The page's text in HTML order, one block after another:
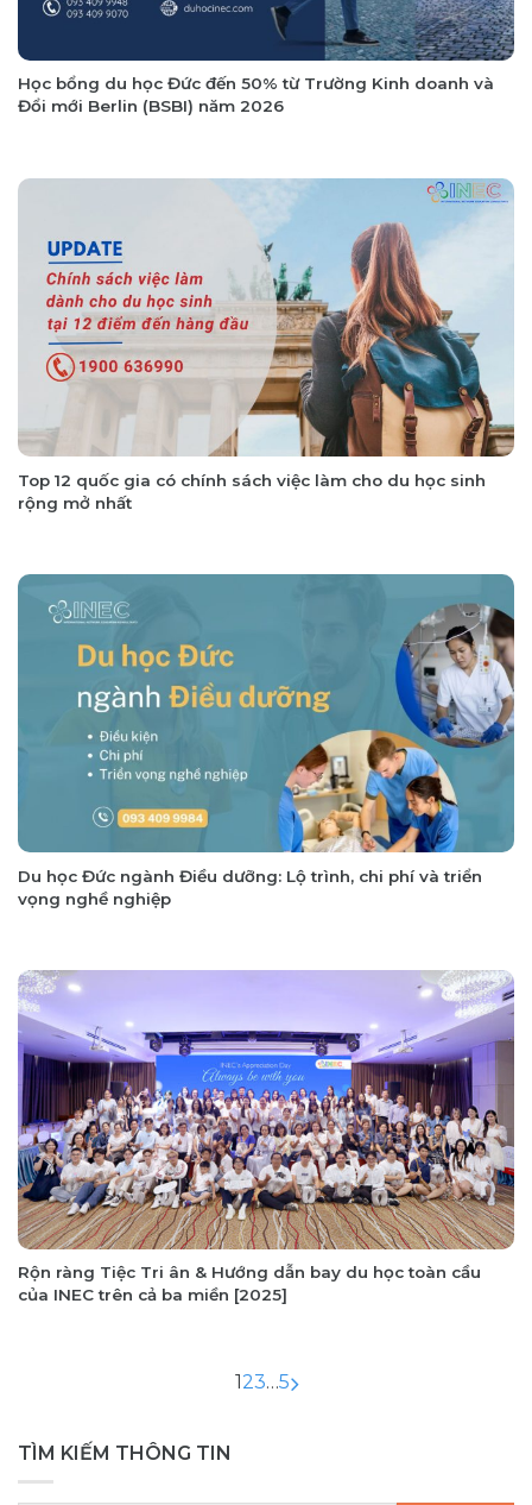
Học bổng du học Đức đến 50% từ Trường Kinh doanh và
Đổi mới Berlin (BSBI) năm 2026
Top 12 quốc gia có chính sách việc làm cho du học sinh
rộng mở nhất
Du học Đức ngành Điều dưỡng: Lộ trình, chi phí và triển
vọng nghề nghiệp
Rộn ràng Tiệc Tri ân & Hướng dẫn bay du học toàn cầu
của INEC trên cả ba miền [2025]
123…5
TÌM KIẾM THÔNG TIN